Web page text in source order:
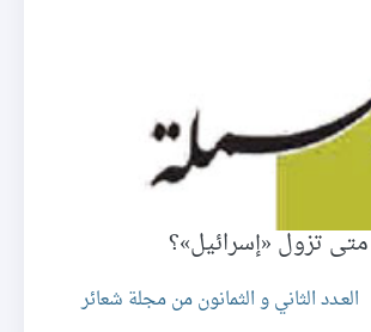
متى تزول «إسرائيل»؟
العـدد الثاني و الثمانون من مجلة شعائر